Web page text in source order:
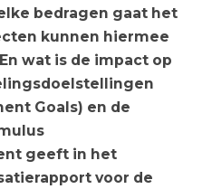
bedragen gaat het
kunnen hiermee
wat is de impact op
Goals) en de
geeft in het
voor de